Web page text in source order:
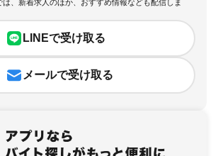
は、新着求人のほか、おすすめ情報なども配信しま
LINEで受け取る
メールで受け取る